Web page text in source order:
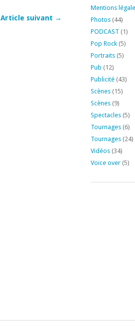
Article suivant →
Mentions
Photos(44)
PODCAST (1)
Pop Rock(5)
Portraits(5)
Pub (12)
Publicité(43)
Scènes(15)
Scènes(9)
Spectacles(5)
Tournages(6)
Tournages(24)
Vidéos(34)
Voice over(5)